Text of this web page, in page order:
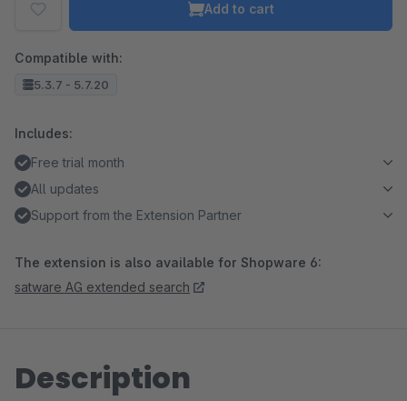
Add to cart
Compatible with:
5.3.7 - 5.7.20
Includes:
Free trial month
All updates
Support from the Extension Partner
The extension is also available for Shopware 6:
satware AG extended search
Description